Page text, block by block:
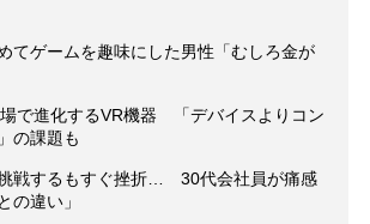
てゲームを趣味にした男性「むしろ金が
場で進化するVR機器 「デバイスよりコン
の課題も
戦するもすぐ挫折… 30代会社員が痛感
の違い」